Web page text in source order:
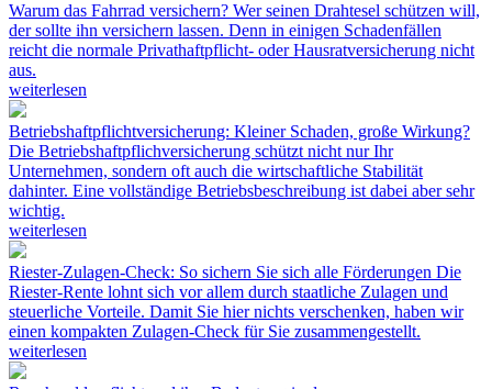
Warum das Fahrrad versichern? Wer seinen Drahtesel schützen will,
der sollte ihn versichern lassen. Denn in einigen Schadenfällen
reicht die normale Privathaftpflicht- oder Hausratversicherung nicht
aus.
weiterlesen
Betriebshaftpflichtversicherung: Kleiner Schaden, große Wirkung?
Die Betriebshaftpflichversicherung schützt nicht nur Ihr
Unternehmen, sondern oft auch die wirtschaftliche Stabilität
dahinter. Eine vollständige Betriebsbeschreibung ist dabei aber sehr
wichtig.
weiterlesen
Riester-Zulagen-Check: So sichern Sie sich alle Förderungen Die
Riester-Rente lohnt sich vor allem durch staatliche Zulagen und
steuerliche Vorteile. Damit Sie hier nichts verschenken, haben wir
einen kompakten Zulagen-Check für Sie zusammengestellt.
weiterlesen